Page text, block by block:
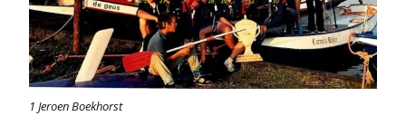
1 Jeroen Boekhorst